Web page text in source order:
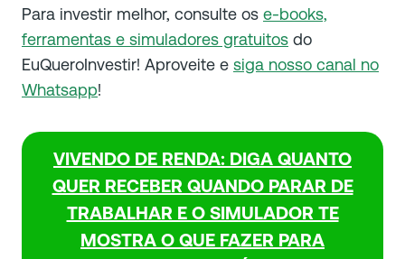
Para investir melhor, consulte os e-books,
ferramentas e simuladores gratuitos do
EuQueroInvestir! Aproveite e siga nosso canal no
Whatsapp!
VIVENDO DE RENDA: DIGA QUANTO
QUER RECEBER QUANDO PARAR DE
TRABALHAR E O SIMULADOR TE
MOSTRA O QUE FAZER PARA